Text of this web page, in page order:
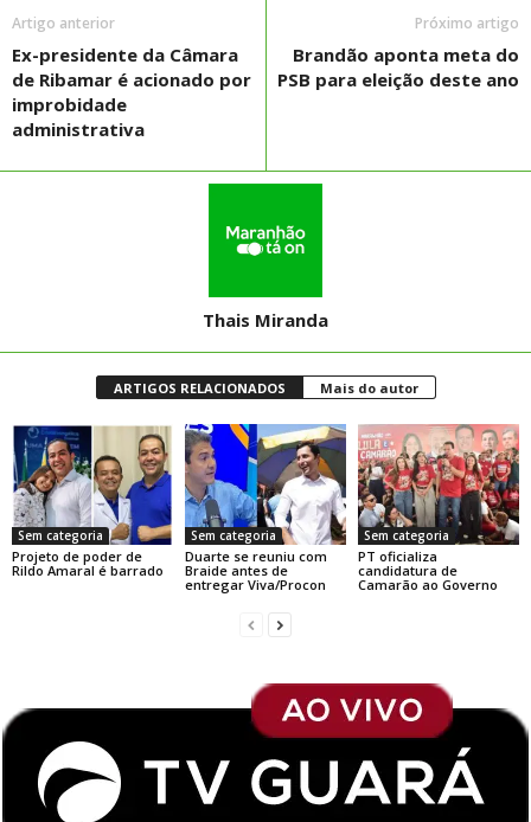
Artigo anterior
Ex-presidente da Câmara
de Ribamar é acionado por
improbidade
administrativa
Próximo artigo
Brandão aponta meta do
PSB para eleição deste ano
Thais Miranda
ARTIGOS RELACIONADOS Mais do autor
Sem categoria
Projeto de poder de
Rildo Amaral é barrado
Sem categoria
Duarte se reuniu com
Braide antes de
entregar Viva/Procon
Sem categoria
PT oficializa
candidatura de
Camarão ao Governo